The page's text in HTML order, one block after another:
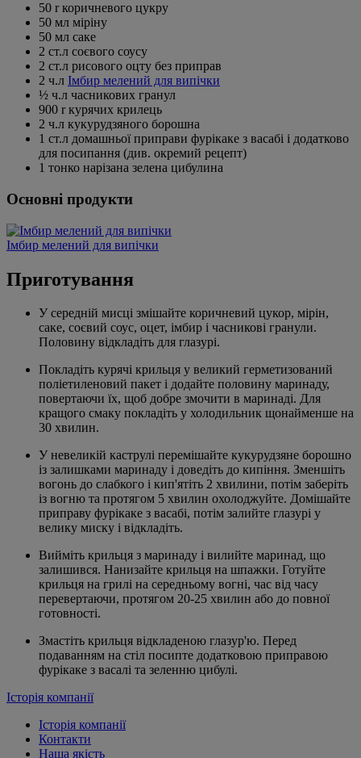
50 r коричневого цукру
50 мл міріну
50 мл саке
2 ст.л соєвого соусу
2 ст.л рисового оцту без приправ
2 ч.л Імбир мелений для випічки
½ ч.л часникових гранул
900 r курячих крилець
2 ч.л кукурудзяного борошна
1 ст.л домашньої приправи фурікаке з васабі і додатково
для посипання (див. окремий рецепт)
1 тонко нарізана зелена цибулина
Основні продукти
Імбир мелений для випічки
Приготування
У середній мисці змішайте коричневий цукор, мірін,
саке, соєвий соус, оцет, імбир і часникові гранули.
Половину відкладіть для глазурі.
Покладіть курячі крильця у великий герметизований
поліетиленовий пакет і додайте половину маринаду,
повертаючи їх, щоб добре змочити в маринаді. Для
кращого смаку покладіть у холодильник щонайменше на
30 хвилин.
У невеликій каструлі перемішайте кукурудзяне борошно
із залишками маринаду і доведіть до кипіння. Зменшіть
вогонь до слабкого і кип'ятіть 2 хвилини, потім заберіть
із вогню та протягом 5 хвилин охолоджуйте. Домішайте
приправу фурікаке з васабі, потім залийте глазурі у
велику миску і відкладіть.
Вийміть крильця з маринаду і вилийте маринад, що
залишився. Нанизайте крильця на шпажки. Готуйте
крильця на грилі на середньому вогні, час від часу
перевертаючи, протягом 20-25 хвилин або до повної
готовності.
Змастіть крильця відкладеною глазур'ю. Перед
подаванням на стіл посипте додатковою приправою
фурікаке з васалі та зеленню цибулі.
Історія компанії
Історія компанії
Контакти
Наша якість